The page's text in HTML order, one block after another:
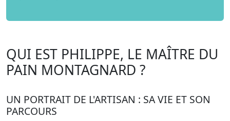
QUI EST PHILIPPE, LE MAÎTRE DU
PAIN MONTAGNARD ?
UN PORTRAIT DE L'ARTISAN : SA VIE ET SON
PARCOURS